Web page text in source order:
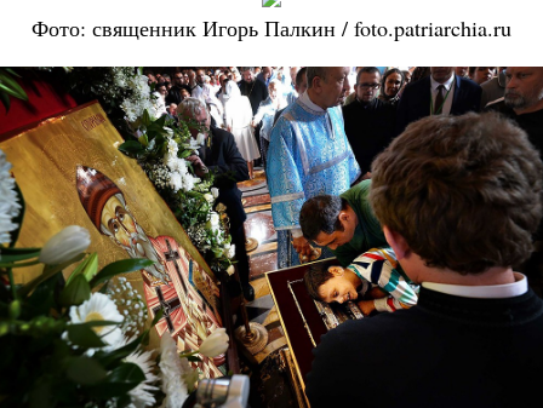
Фото: священник Игорь Палкин / foto.patriarchia.ru